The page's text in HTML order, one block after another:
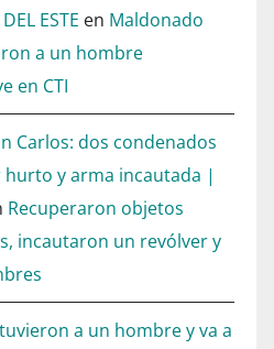
ESTE en Maldonado
a un hombre
en CTI
Carlos: dos condenados
y arma incautada |
Recuperaron objetos
incautaron un revólver y
a un hombre y va a